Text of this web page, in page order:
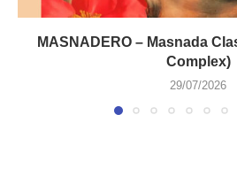
MASNADERO – Masnada
Complex)
29/07/2026